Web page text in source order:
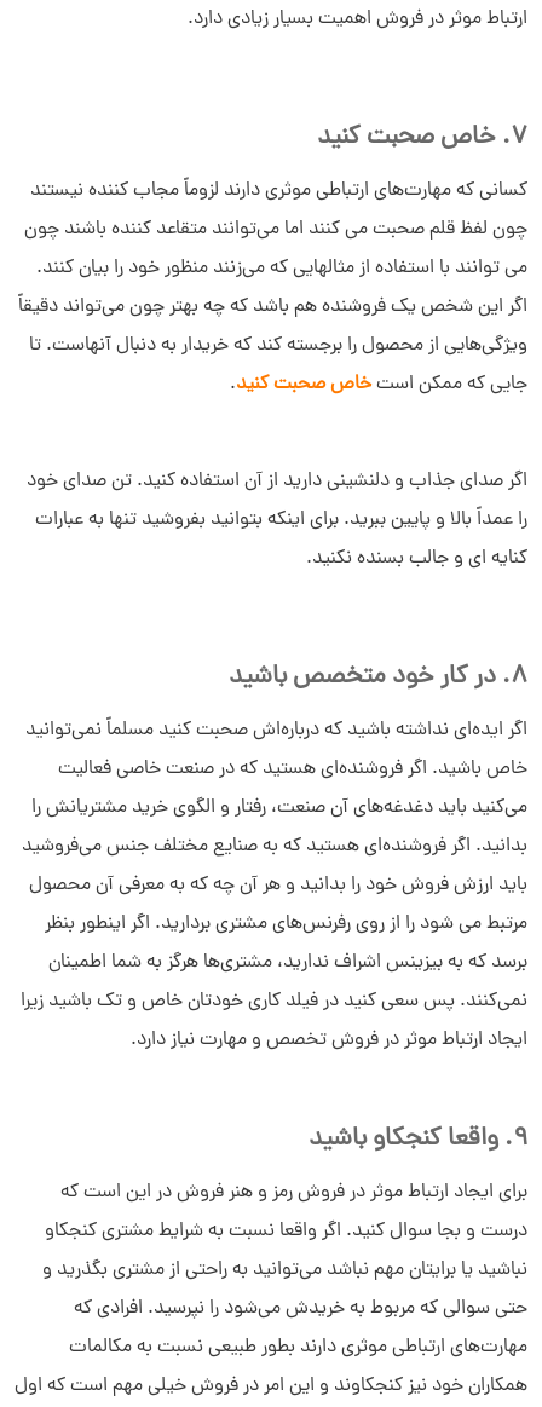
ارتباط موثر در فروش اهمیت بسیار زیادی دارد.
7. خاص صحبت کنید
کسانی که مهارت‌های ارتباطی موثری دارند لزوماً مجاب کننده نیستند
چون لفظ قلم صحبت می کنند اما می‌توانند متقاعد کننده باشند چون
می توانند با استفاده از مثالهایی که می‌زنند منظور خود را بیان کنند.
اگر این شخص یک فروشنده هم باشد که چه بهتر چون می‌تواند دقیقاً
ویژگی‌هایی از محصول را برجسته کند که خریدار به دنبال آنهاست. تا
جایی که ممکن استخاص صحبت کنید.
اگر صدای جذاب و دلنشینی دارید از آن استفاده کنید. تن صدای خود
را عمداً بالا و پایین ببرید. برای اینکه بتوانید بفروشید تنها به عبارات
کنایه ای و جالب بسنده نکنید.
8. در کار خود متخصص باشید
اگر ایده‌ای نداشته باشید که درباره‌اش صحبت کنید مسلماً نمی‌توانید
خاص باشید. اگر فروشنده‌ای هستید که در صنعت خاصی فعالیت
می‌کنید باید دغدغه‌های آن صنعت، رفتار و الگوی خرید مشتریانش را
بدانید. اگر فروشنده‌ای هستید که به صنایع مختلف جنس می‌فروشید
باید ارزش فروش خود را بدانید و هر آن چه که به معرفی آن محصول
مرتبط می شود را از روی رفرنس‌های مشتری بردارید. اگر اینطور بنظر
برسد که به بیزینس اشراف ندارید، مشتری‌ها هرگز به شما اطمینان
نمی‌کنند. پس سعی کنید در فیلد کاری خودتان خاص و تک باشید زیرا
ایجاد ارتباط موثر در فروش تخصص و مهارت نیاز دارد.
9. واقعا کنجکاو باشید
برای ایجاد ارتباط موثر در فروش رمز و هنر فروش در این است که
درست و بجا سوال کنید. اگر واقعا نسبت به شرایط مشتری کنجکاو
نباشید یا برایتان مهم نباشد می‌توانید به راحتی از مشتری بگذرید و
حتی سوالی که مربوط به خریدش می‌شود را نپرسید. افرادی که
مهارت‌های ارتباطی موثری دارند بطور طبیعی نسبت به مکالمات
همکاران خود نیز کنجکاوند و این امر در فروش خیلی مهم است که اول
دیدار به چه کسب و کارهایی کمک می‌کند؟